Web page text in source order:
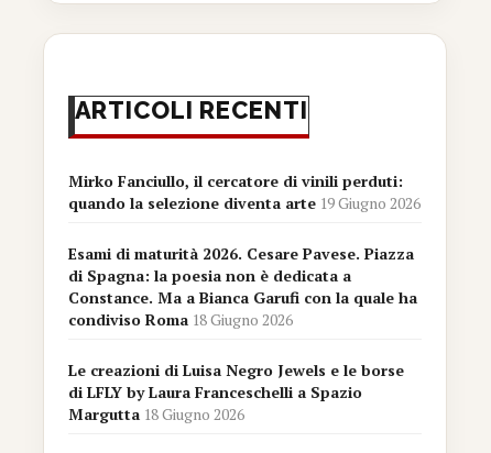
ARTICOLI RECENTI
Mirko Fanciullo, il cercatore di vinili perduti:
quando la selezione diventa arte 19 Giugno 2026
Esami di maturità 2026. Cesare Pavese. Piazza
di Spagna: la poesia non è dedicata a
Constance. Ma a Bianca Garufi con la quale ha
condiviso Roma 18 Giugno 2026
Le creazioni di Luisa Negro Jewels e le borse
di LFLY by Laura Franceschelli a Spazio
Margutta 18 Giugno 2026